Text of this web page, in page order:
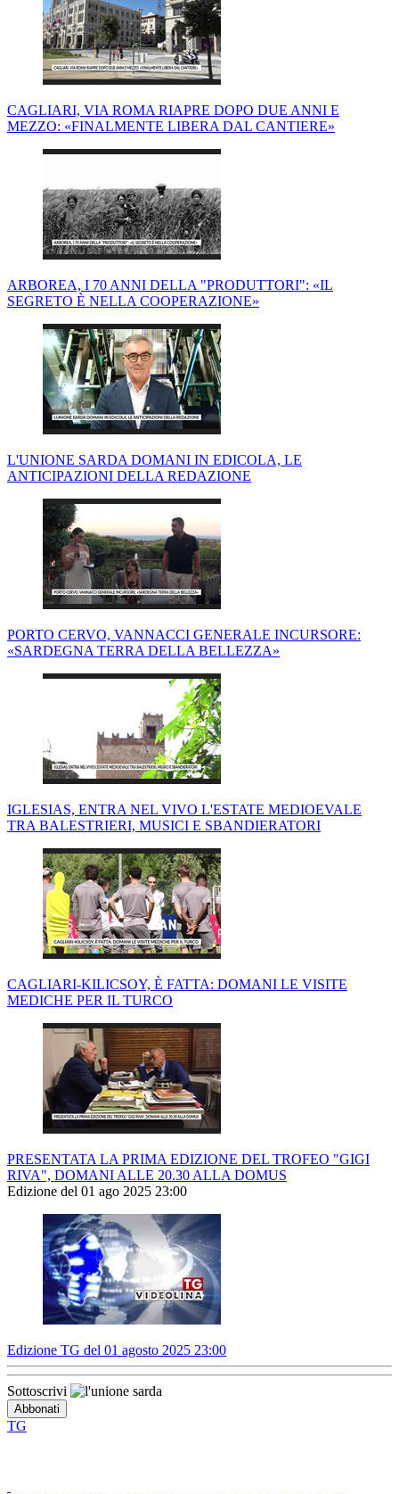
CAGLIARI, VIA ROMA RIAPRE DOPO DUE ANNI E
MEZZO: «FINALMENTE LIBERA DAL CANTIERE»
ARBOREA, I 70 ANNI DELLA "PRODUTTORI": «IL
SEGRETO È NELLA COOPERAZIONE»
L'UNIONE SARDA DOMANI IN EDICOLA, LE
ANTICIPAZIONI DELLA REDAZIONE
PORTO CERVO, VANNACCI GENERALE INCURSORE:
«SARDEGNA TERRA DELLA BELLEZZA»
IGLESIAS, ENTRA NEL VIVO L'ESTATE MEDIOEVALE
TRA BALESTRIERI, MUSICI E SBANDIERATORI
CAGLIARI-KILICSOY, È FATTA: DOMANI LE VISITE
MEDICHE PER IL TURCO
PRESENTATA LA PRIMA EDIZIONE DEL TROFEO "GIGI
RIVA", DOMANI ALLE 20.30 ALLA DOMUS
Edizione del 01 ago 2025 23:00
Edizione TG del 01 agosto 2025 23:00
Sottoscrivi
TG